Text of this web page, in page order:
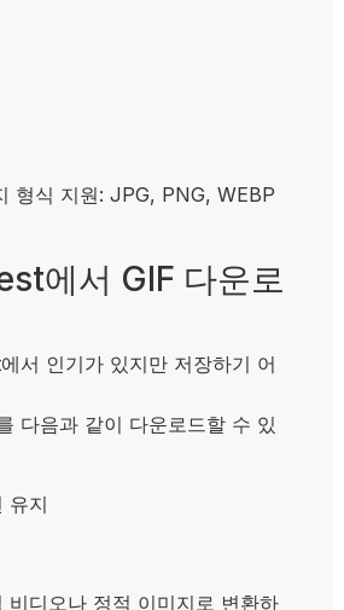
형식 지원: JPG, PNG, WEBP
에서 GIF 다운로
서 인기가 있지만 저장하기 어
다음과 같이 다운로드할 수 있
유지
비디오나 정적 이미지로 변환하